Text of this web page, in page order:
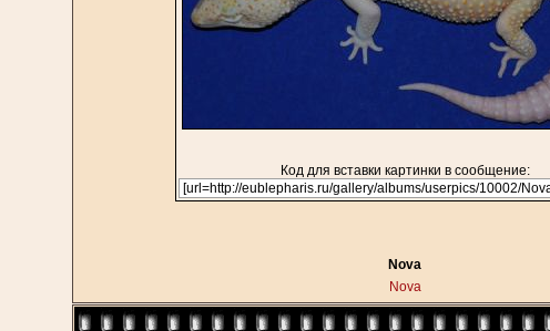
Код для вставки картинки в сообщение:
Nova
Nova